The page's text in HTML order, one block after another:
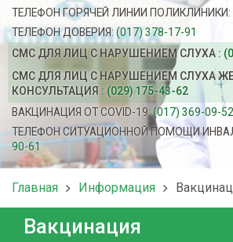
ТЕЛЕФОН ГОРЯЧЕЙ ЛИНИИ ПОЛИКЛИНИКИ:
ТЕЛЕФОН ДОВЕРИЯ:(017) 378-17-91
СМС ДЛЯ ЛИЦ С НАРУШЕНИЕМ СЛУХА :
СМС ДЛЯ ЛИЦ С НАРУШЕНИЕМ СЛУХА
КОНСУЛЬТАЦИЯ : (029) 175-43-62
ВАКЦИНАЦИЯ ОТ COVID-19:(017) 369-09-52
ТЕЛЕФОН СИТУАЦИОННОЙ ПОМОЩИ
90-61
Главная Информация
Вакцинация